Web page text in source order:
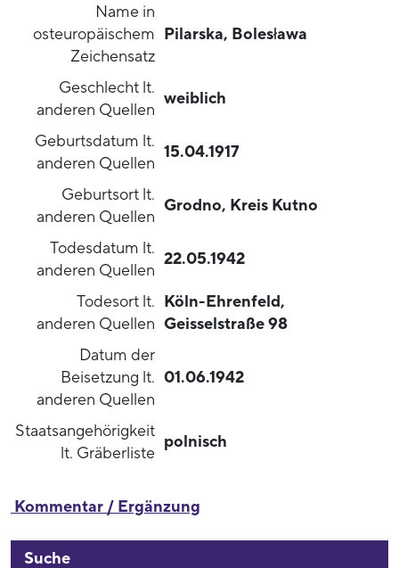
Name in
osteuropäischem
Zeichensatz
Pilarska, Bolesława
Geschlecht lt.
anderen Quellen
weiblich
Geburtsdatum lt.
anderen Quellen
15.04.1917
Geburtsort lt.
anderen Quellen
Grodno, Kreis Kutno
Todesdatum lt.
anderen Quellen
22.05.1942
Todesort lt.
anderen Quellen
Köln-Ehrenfeld,
Geisselstraße 98
Datum der
Beisetzung lt.
anderen Quellen
01.06.1942
Staatsangehörigkeit
lt. Gräberliste
polnisch
Kommentar / Ergänzung
Suche